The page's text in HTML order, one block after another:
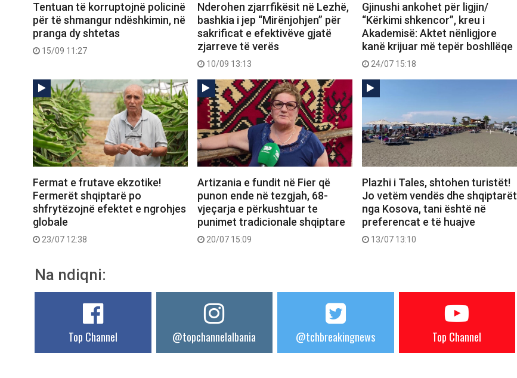
Tentuan të korruptojnë policinë
për të shmangur ndëshkimin, në
pranga dy shtetas
15/09 11:27
Nderohen zjarrfikësit në Lezhë,
bashkia i jep “Mirënjohjen” për
sakrificat e efektivëve gjatë
zjarreve të verës
10/09 13:13
Gjinushi ankohet për ligjin/
“Kërkimi shkencor”, kreu i
Akademisë: Aktet nënligjore
kanë krijuar më tepër boshllëqe
24/07 15:18
Fermat e frutave ekzotike!
Fermerët shqiptarë po
shfrytëzojnë efektet e ngrohjes
globale
23/07 12:38
Artizania e fundit në Fier që
punon ende në tezgjah, 68-
vjeçarja e përkushtuar te
punimet tradicionale shqiptare
20/07 15:09
Plazhi i Tales, shtohen turistët!
Jo vetëm vendës dhe shqiptarët
nga Kosova, tani është në
preferencat e të huajve
13/07 13:10
Na ndiqni:
Top Channel @topchannelalbania @tchbreakingnews Top Channel